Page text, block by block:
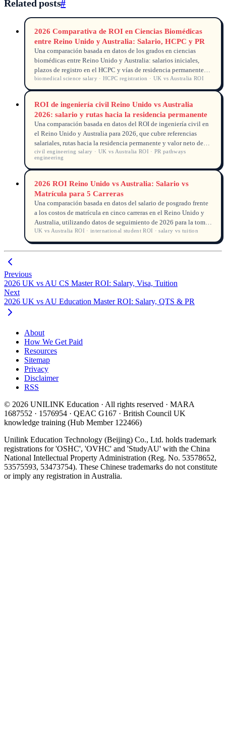
Related posts#
2026 Comparativa de ROI en Ciencias Biomédicas
entre Reino Unido y Australia: Salario, HCPC y PR
Una comparación basada en datos de los grados en ciencias
biomédicas entre Reino Unido y Australia: salarios iniciales,
plazos de registro en el HCPC y vías de residencia permanente
para estudiantes internacionales en 2026.
biomedical science salary · HCPC registration · UK vs Australia ROI
ROI de ingeniería civil Reino Unido vs Australia
2026: salario y rutas hacia la residencia permanente
Una comparación basada en datos del ROI de ingeniería civil en
el Reino Unido y Australia para 2026, que cubre referencias
salariales, rutas hacia la residencia permanente y valor neto de
migración por título.
civil engineering salary · UK vs Australia ROI · PR pathways
engineering
2026 ROI Reino Unido vs Australia: Salario vs
Matrícula para 5 Carreras
Una comparación basada en datos del salario de posgrado frente
a los costos de matrícula en cinco carreras en el Reino Unido y
Australia, utilizando datos de seguimiento de 2026 para la toma
de decisiones de estudiantes internacionales.
UK vs Australia ROI · international student ROI · salary vs tuition
Previous
2026 UK vs AU CS Master ROI: Salary, Visa, Tuition
Next
2026 UK vs AU Education Master ROI: Salary, QTS & PR
About
How We Get Paid
Resources
Sitemap
Privacy
Disclaimer
RSS
© 2026 UNILINK Education · All rights reserved · MARA
1687552 · 1576954 · QEAC G167 · British Council UK
knowledge training (Hub Member 122466)
Unilink Education Technology (Beijing) Co., Ltd. holds trademark
registrations for 'OSHC', 'OVHC' and 'StudyAU' with the China
National Intellectual Property Administration (Reg. No. 53578652,
53575593, 53473754). These Chinese trademarks do not constitute
or imply any registration in Australia.